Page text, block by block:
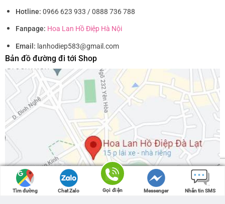
Hotline: 0966 623 933 / 0888 736 788
Fanpage: Hoa Lan Hồ Điệp Hà Nội
Email: lanhodiep583@gmail.com
Bản đồ đường đi tới Shop
Tìm đường Chat Zalo Gọi điện Messenger Nhắn tin SMS
Tìm đường Chat Zalo Gọi điện Messenger Nhắn tin SMS